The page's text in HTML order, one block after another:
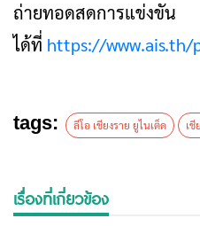
ถ่ายทอดสดการแข่งขัน
ได้ที่ https://
tags: ลีโอ เชียงราย ยูไนเต็ด เชี
เรื่องที่เกี่ยวข้อง